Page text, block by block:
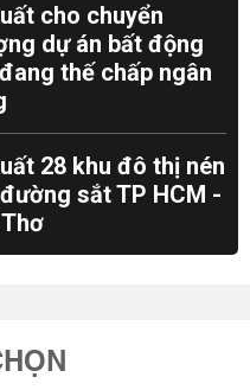
cho chuyển
dự án bất động
thế chấp ngân
28 khu đô thị nén
sắt TP HCM -